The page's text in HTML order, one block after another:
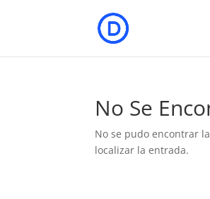
No Se
No se pudo encontrar
localizar la entrada.